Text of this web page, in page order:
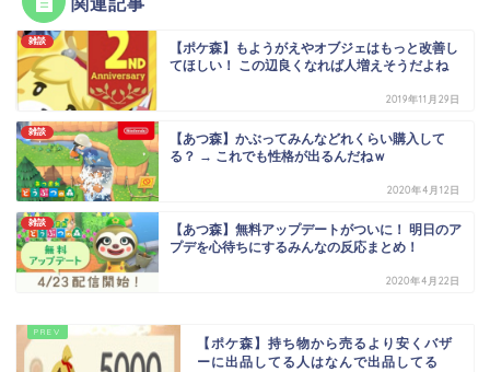
雑談
【ポケ森】もようがえやオブジェはもっと改善し
てほしい！ この辺良くなれば人増えそうだよね
2019年11月29日
雑談
【あつ森】かぶってみんなどれくらい購入して
る？ → これでも性格が出るんだねｗ
2020年4月12日
雑談
【あつ森】無料アップデートがついに！ 明日のア
プデを心待ちにするみんなの反応まとめ！
2020年4月22日
【ポケ森】持ち物から売るより安くバザ
ーに出品してる人はなんで出品してる